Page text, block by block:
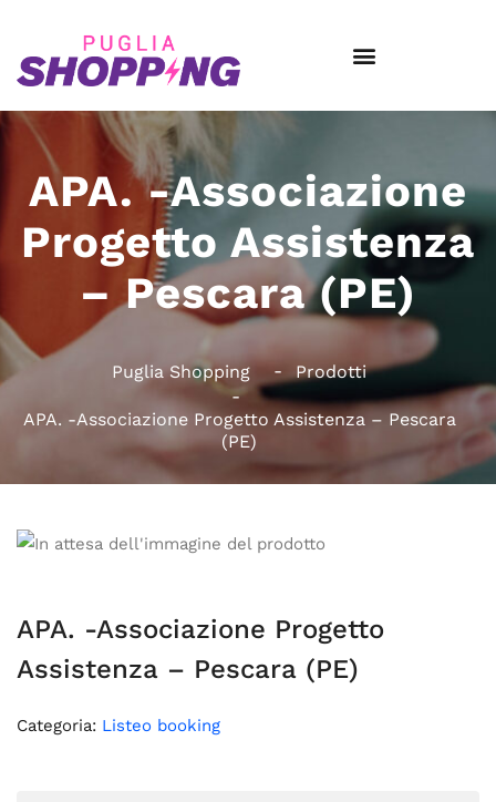
APA. -Associazione
Progetto Assistenza
– Pescara (PE)
Puglia Shopping Prodotti
APA. -Associazione Progetto Assistenza – Pescara
(PE)
APA. -Associazione Progetto
Assistenza – Pescara (PE)
Categoria: Listeo booking